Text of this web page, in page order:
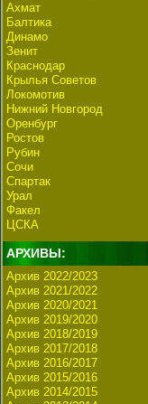
Ахмат
Балтика
Динамо
Зенит
Краснодар
Крылья Советов
Локомотив
Нижний Новгород
Оренбург
Ростов
Рубин
Сочи
Спартак
Урал
Факел
ЦСКА
АРХИВЫ:
Архив 2022/2023
Архив 2021/2022
Архив 2020/2021
Архив 2019/2020
Архив 2018/2019
Архив 2017/2018
Архив 2016/2017
Архив 2015/2016
Архив 2014/2015